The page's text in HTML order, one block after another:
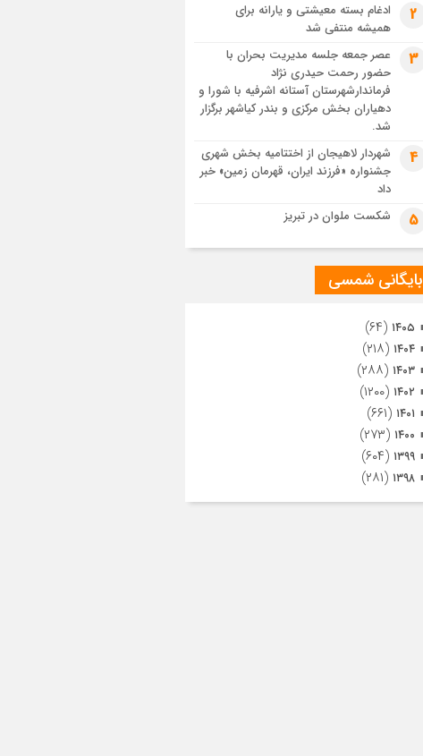
تصاویر هوایی مراسم تشییع پیکر مطهر آقای
شهید ایران – مشهد
4 هفته قبل
مراسم تشییع پیکر مطهر آقای شهید ایران –
مشهد
تصاویری از تراکم جمعیت حاضر در میدان
ثورهالعشرین نجف اشرف
2
ادغام بسته معیشتی و یارانه برای
همیشه منتفی شد
3
عصر جمعه جلسه مدیریت بحران با
حضور رحمت حیدری نژاد
فرماندارشهرستان آستانه اشرفیه با شورا و
دهیاران بخش مرکزی و بندر کیاشهر برگزار
شد.
4
شهردار لاهیجان از اختتامیه بخش شهری
جشنواره «فرزند ایران، قهرمان زمین» خبر
داد
5 شکست ملوان در تبریز
بایگانی شمسی
۱۴۰۵ (۶۴)
۱۴۰۴ (۲۱۸)
۱۴۰۳ (۲۸۸)
۱۴۰۲ (۱۲۰۰)
۱۴۰۱ (۶۶۱)
۱۴۰۰ (۲۷۳)
۱۳۹۹ (۶۰۴)
۱۳۹۸ (۲۸۱)